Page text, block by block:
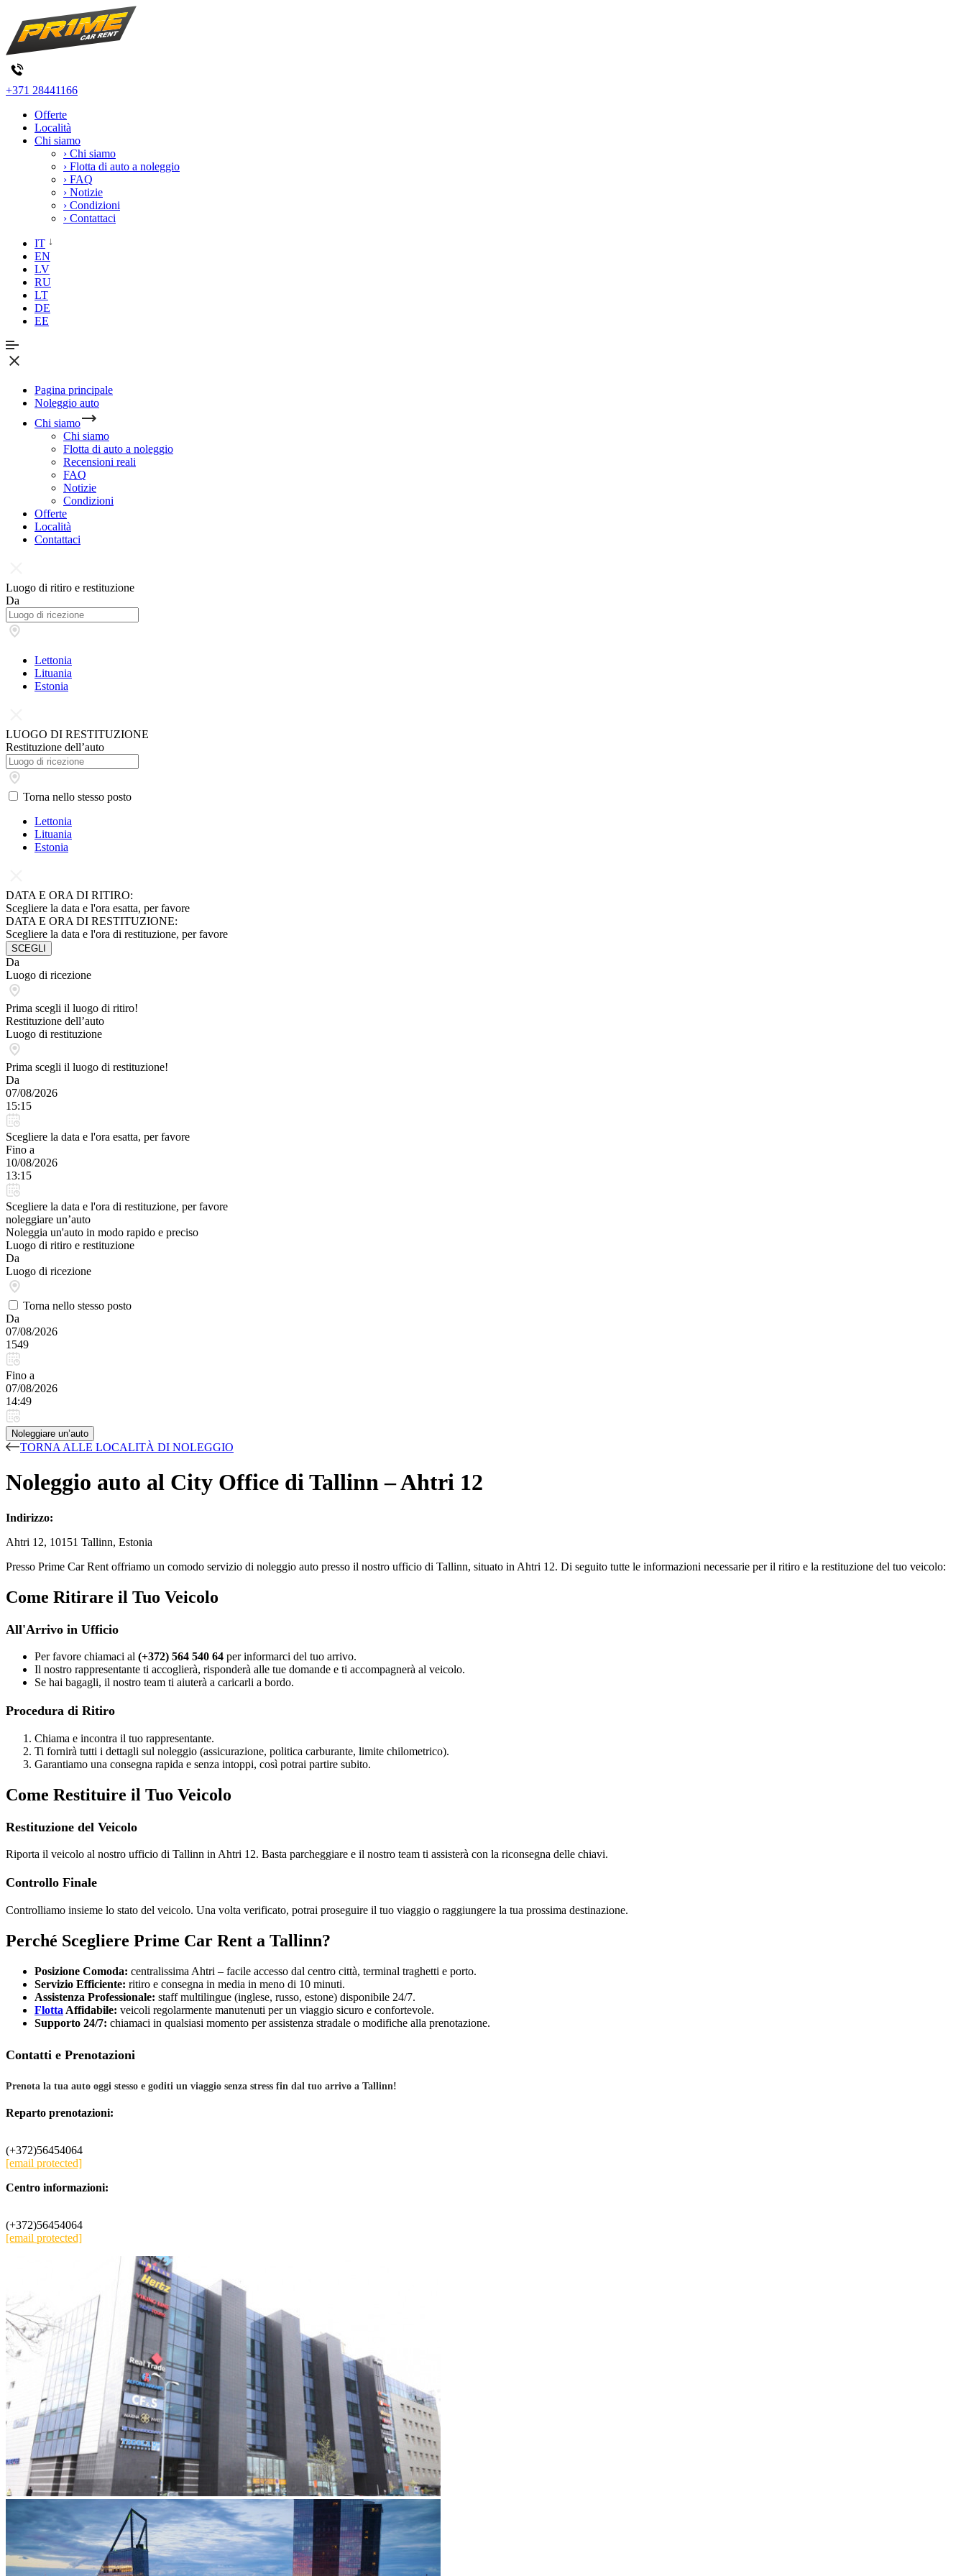
+371 28441166
Offerte
Località
Chi siamo
› Chi siamo
› Flotta di auto a noleggio
› FAQ
› Notizie
› Condizioni
› Contattaci
IT
EN
LV
RU
LT
DE
EE
Pagina principale
Noleggio auto
Chi siamo
Chi siamo
Flotta di auto a noleggio
Recensioni reali
FAQ
Notizie
Condizioni
Offerte
Località
Contattaci
Luogo di ritiro e restituzione
Da
Lettonia
Lituania
Estonia
LUOGO DI RESTITUZIONE
Restituzione dell’auto
Torna nello stesso posto
Lettonia
Lituania
Estonia
DATA E ORA DI RITIRO:
Scegliere la data e l'ora esatta, per favore
DATA E ORA DI RESTITUZIONE:
Scegliere la data e l'ora di restituzione, per favore
SCEGLI
Da
Luogo di ricezione
Prima scegli il luogo di ritiro!
Restituzione dell’auto
Luogo di restituzione
Prima scegli il luogo di restituzione!
Da
07/08/2026
15:15
Scegliere la data e l'ora esatta, per favore
Fino a
10/08/2026
13:15
Scegliere la data e l'ora di restituzione, per favore
noleggiare un’auto
Noleggia un'auto in modo rapido e preciso
Luogo di ritiro e restituzione
Da
Luogo di ricezione
Torna nello stesso posto
Da
07/08/2026
1549
Fino a
07/08/2026
14:49
Noleggiare un’auto
TORNA ALLE LOCALITÀ DI NOLEGGIO
Noleggio auto al City Office di Tallinn – Ahtri 12
Indirizzo:
Ahtri 12, 10151 Tallinn, Estonia
Presso Prime Car Rent offriamo un comodo servizio di noleggio auto presso il nostro ufficio di Tallinn, situato in Ahtri 12. Di seguito tutte le informazioni necessarie per il ritiro e la restituzione del tuo veicolo:
Come Ritirare il Tuo Veicolo
All'Arrivo in Ufficio
Per favore chiamaci al (+372) 564 540 64 per informarci del tuo arrivo.
Il nostro rappresentante ti accoglierà, risponderà alle tue domande e ti accompagnerà al veicolo.
Se hai bagagli, il nostro team ti aiuterà a caricarli a bordo.
Procedura di Ritiro
Chiama e incontra il tuo rappresentante.
Ti fornirà tutti i dettagli sul noleggio (assicurazione, politica carburante, limite chilometrico).
Garantiamo una consegna rapida e senza intoppi, così potrai partire subito.
Come Restituire il Tuo Veicolo
Restituzione del Veicolo
Riporta il veicolo al nostro ufficio di Tallinn in Ahtri 12. Basta parcheggiare e il nostro team ti assisterà con la riconsegna delle chiavi.
Controllo Finale
Controlliamo insieme lo stato del veicolo. Una volta verificato, potrai proseguire il tuo viaggio o raggiungere la tua prossima destinazione.
Perché Scegliere Prime Car Rent a Tallinn?
Posizione Comoda: centralissima Ahtri – facile accesso dal centro città, terminal traghetti e porto.
Servizio Efficiente: ritiro e consegna in media in meno di 10 minuti.
Assistenza Professionale: staff multilingue (inglese, russo, estone) disponibile 24/7.
Flotta Affidabile: veicoli regolarmente manutenuti per un viaggio sicuro e confortevole.
Supporto 24/7: chiamaci in qualsiasi momento per assistenza stradale o modifiche alla prenotazione.
Contatti e Prenotazioni
Prenota la tua auto oggi stesso e goditi un viaggio senza stress fin dal tuo arrivo a Tallinn!
Reparto prenotazioni:
(+372)56454064
[email protected]
Centro informazioni:
(+372)56454064
[email protected]